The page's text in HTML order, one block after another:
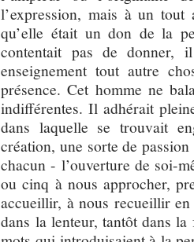
l’expression, mais à un tout
qu’elle était un don de la
contentait pas de
enseignement tout autre
présence. Cet homme ne
indifférentes. Il adhérait
dans laquelle se trouvait
création, une sorte de
chacun - l’ouverture de soi-
ou cinq à nous approcher,
accueillir, à nous recueillir
dans la lenteur, tantôt dans